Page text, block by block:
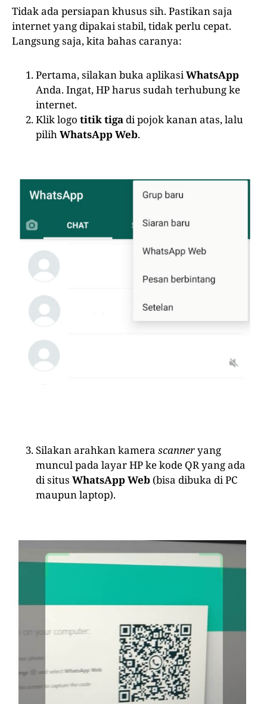
Tidak ada persiapan khusus sih. Pastikan saja
internet yang dipakai stabil, tidak perlu cepat.
Langsung saja, kita bahas caranya:
Pertama, silakan buka aplikasiWhatsApp
Anda. Ingat, HP harus sudah terhubung ke
internet.
Klik logo titik tiga di pojok kanan atas, lalu
pilihWhatsApp Web.
Silakan arahkan kamera scanneryang
muncul pada layar HP ke kode QR yang ada
di situs WhatsApp Web (bisa dibuka di PC
maupun laptop).